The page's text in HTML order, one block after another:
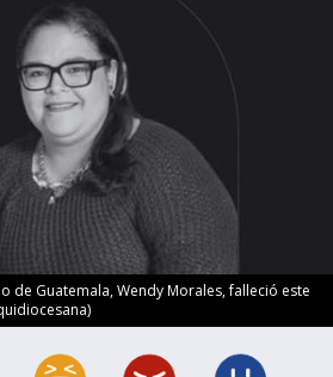
de Guatemala, Wendy Morales, falleció este